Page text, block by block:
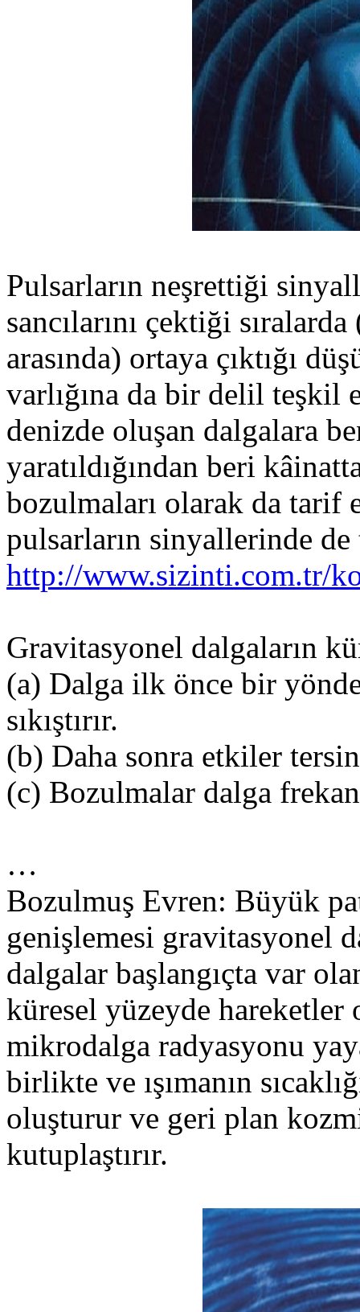
Pulsarların neşrettiği
sancılarını çektiği
arasında) ortaya çıktığı
varlığına da bir delil teşkil
denizde oluşan dalgalara
yaratıldığından beri
bozulmaları olarak da tarif
pulsarların sinyallerinde
http://www.sizinti.com.tr/
Gravitasyonel dalgaların
(a) Dalga ilk önce bir
sıkıştırır.
(b) Daha sonra etkiler
(c) Bozulmalar dalga
…
Bozulmuş Evren: Büyük
genişlemesi gravitasyonel
dalgalar başlangıçta var
küresel yüzeyde
mikrodalga radyasyonu
birlikte ve ışımanın
oluşturur ve geri plan
kutuplaştırır.